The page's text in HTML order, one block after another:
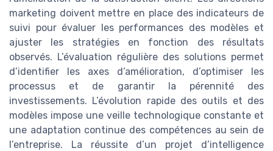
marketing doivent mettre en place des indicateurs de
suivi pour évaluer les performances des modèles et
ajuster les stratégies en fonction des résultats
observés. L’évaluation régulière des solutions permet
d’identifier les axes d’amélioration, d’optimiser les
processus et de garantir la pérennité des
investissements. L’évolution rapide des outils et des
modèles impose une veille technologique constante et
une adaptation continue des compétences au sein de
l’entreprise. La réussite d’un projet d’intelligence